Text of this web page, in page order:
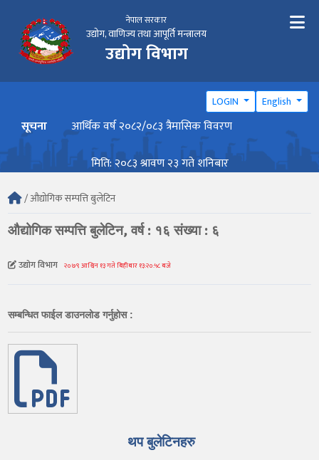
नेपाल सरकार
उद्योग, वाणिज्य तथा आपूर्ति मन्त्रालय
उद्योग विभाग
LOGIN English
सूचना आर्थिक वर्ष २०८२/०८३ त्रैमासिक विवरण
मिति: २०८३ श्रावण २३ गते शनिबार
/ औद्योगिक सम्पत्ति बुलेटिन
औद्योगिक सम्पत्ति बुलेटिन, वर्ष : १६ संख्या : ६
उद्योग विभाग २०७९ आश्विन १३ गते बिहीबार १३:२०:५८ बजे
सम्बन्धित फाईल डाउनलोड गर्नुहोस :
थप बुलेटिनहरु